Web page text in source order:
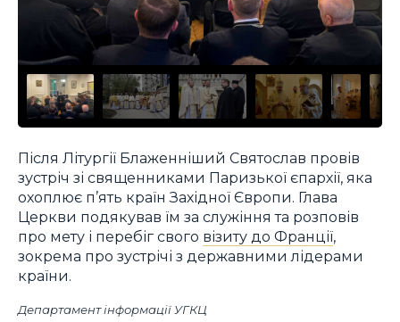
Після Літургії Блаженніший Святослав провів
зустріч зі священниками Паризької єпархії, яка
охоплює п’ять країн Західної Європи. Глава
Церкви подякував їм за служіння та розповів
про мету і перебіг свого візиту до Франції,
зокрема про зустрічі з державними лідерами
країни.
Департамент інформації УГКЦ